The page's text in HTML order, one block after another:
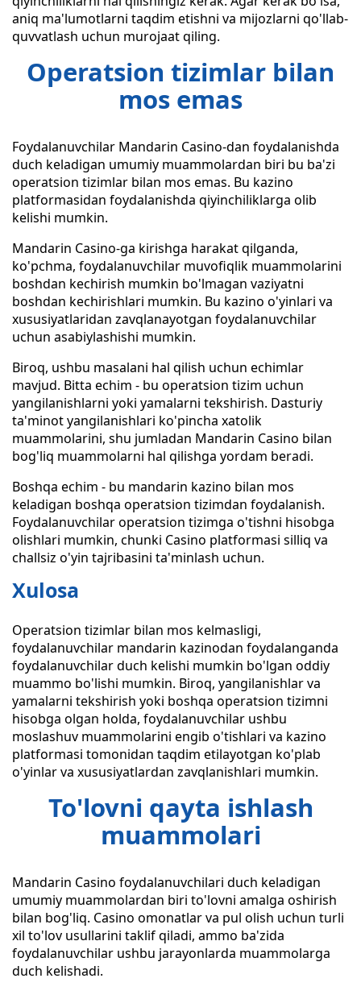
aniq ma'lumotlarni taqdim etishni va mijozlarni qo'llab-
quvvatlash uchun murojaat qiling.
Operatsion tizimlar bilan
mos emas
Foydalanuvchilar Mandarin Casino-dan foydalanishda
duch keladigan umumiy muammolardan biri bu ba'zi
operatsion tizimlar bilan mos emas. Bu kazino
platformasidan foydalanishda qiyinchiliklarga olib
kelishi mumkin.
Mandarin Casino-ga kirishga harakat qilganda,
ko'pchma, foydalanuvchilar muvofiqlik muammolarini
boshdan kechirish mumkin bo'lmagan vaziyatni
boshdan kechirishlari mumkin. Bu kazino o'yinlari va
xususiyatlaridan zavqlanayotgan foydalanuvchilar
uchun asabiylashishi mumkin.
Biroq, ushbu masalani hal qilish uchun echimlar
mavjud. Bitta echim - bu operatsion tizim uchun
yangilanishlarni yoki yamalarni tekshirish. Dasturiy
ta'minot yangilanishlari ko'pincha xatolik
muammolarini, shu jumladan Mandarin Casino bilan
bog'liq muammolarni hal qilishga yordam beradi.
Boshqa echim - bu mandarin kazino bilan mos
keladigan boshqa operatsion tizimdan foydalanish.
Foydalanuvchilar operatsion tizimga o'tishni hisobga
olishlari mumkin, chunki Casino platformasi silliq va
challsiz o'yin tajribasini ta'minlash uchun.
Xulosa
Operatsion tizimlar bilan mos kelmasligi,
foydalanuvchilar mandarin kazinodan foydalanganda
foydalanuvchilar duch kelishi mumkin bo'lgan oddiy
muammo bo'lishi mumkin. Biroq, yangilanishlar va
yamalarni tekshirish yoki boshqa operatsion tizimni
hisobga olgan holda, foydalanuvchilar ushbu
moslashuv muammolarini engib o'tishlari va kazino
platformasi tomonidan taqdim etilayotgan ko'plab
o'yinlar va xususiyatlardan zavqlanishlari mumkin.
To'lovni qayta ishlash
muammolari
Mandarin Casino foydalanuvchilari duch keladigan
umumiy muammolardan biri to'lovni amalga oshirish
bilan bog'liq. Casino omonatlar va pul olish uchun turli
xil to'lov usullarini taklif qiladi, ammo ba'zida
foydalanuvchilar ushbu jarayonlarda muammolarga
duch kelishadi.